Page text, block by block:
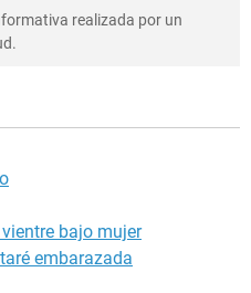
realizada por un
bajo mujer
embarazada